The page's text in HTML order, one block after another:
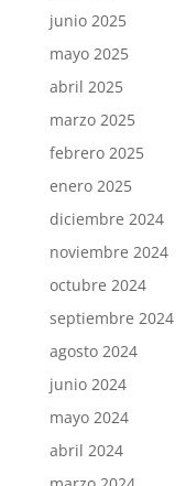
junio 2025
mayo 2025
abril 2025
marzo 2025
febrero 2025
enero 2025
diciembre 2024
noviembre 2024
octubre 2024
septiembre 2024
agosto 2024
junio 2024
mayo 2024
abril 2024